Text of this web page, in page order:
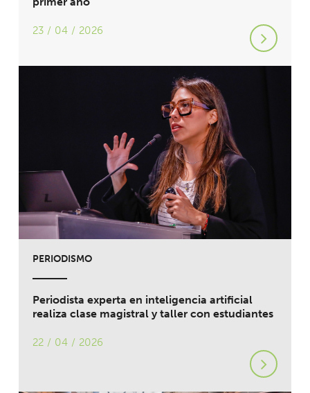
23 / 04 / 2026
PERIODISMO
Periodista experta en inteligencia artificial
realiza clase magistral y taller con estudiantes
22 / 04 / 2026